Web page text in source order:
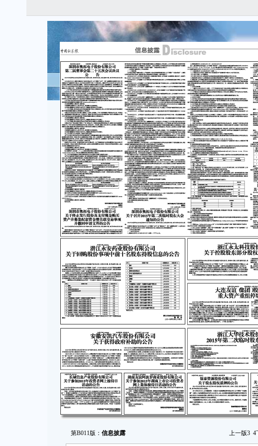
第B011版： 信息披露 上一版3 4
本
告的虚
自
（以下
车有限
（以下
称“安凯
客车收
4,000万
和巨潮
业转型
各类补
凯车桥
上
助》有
万元，
约
此
体的会
意投资
安